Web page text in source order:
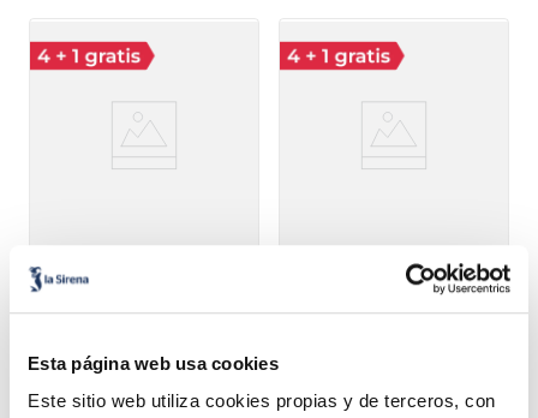
Esta página web usa cookies
Este sitio web utiliza cookies propias y de terceros, con
Vaset gelat de vainilla
0,99 € Unitat 100 ml
Vaset gelat sorbet